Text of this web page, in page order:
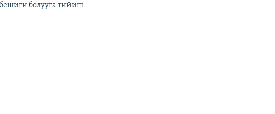
болууга тийиш